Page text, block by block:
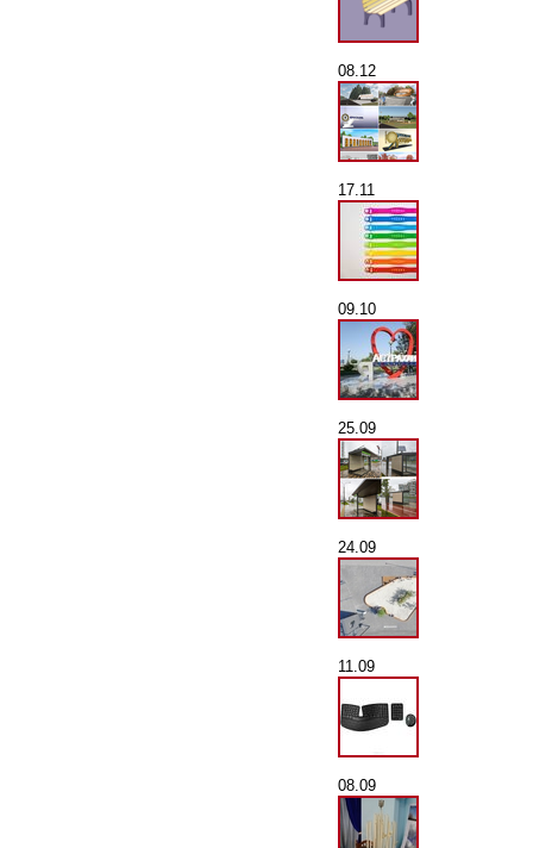
08.12
17.11
09.10
25.09
24.09
11.09
08.09